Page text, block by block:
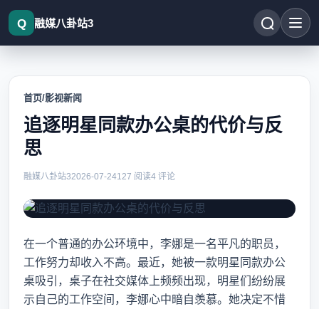
融媒八卦站3
首页/影视新闻
追逐明星同款办公桌的代价与反
思
融媒八卦站32026-07-24127 阅读4 评论
在一个普通的办公环境中，李娜是一名平凡的职员，
工作努力却收入不高。最近，她被一款明星同款办公
桌吸引，桌子在社交媒体上频频出现，明星们纷纷展
示自己的工作空间，李娜心中暗自羡慕。她决定不惜